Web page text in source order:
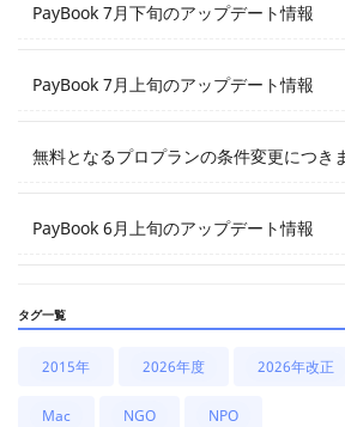
PayBook 7月下旬のアップデート情報
PayBook 7月上旬のアップデート情報
無料となるプロプランの条件変更につき
PayBook 6月上旬のアップデート情報
タグ一覧
2015年 2026年度 2026年改正
Mac NGO NPO